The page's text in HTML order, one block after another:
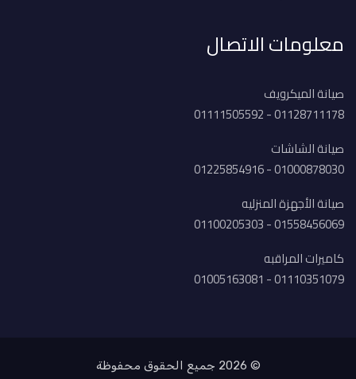
معلومات الاتصال
صيانة الميكرويف
01128711178 - 01111505592
صيانة الشاشات
01000878030 - 01225854916
صيانة الأجهزة المنزليه
01558456069 - 01100205303
كاميرات المراقبه
01110351079 - 01005163081
© 2026 جميع الحقوق محفوظة